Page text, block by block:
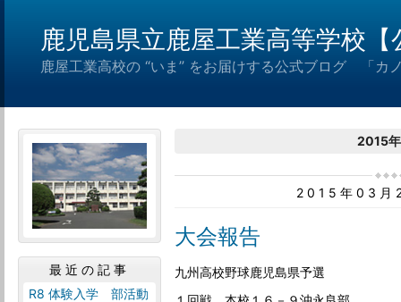
鹿児島県立鹿屋工業高等学校
鹿屋工業高校の “いま” をお届けする公式ブログ 「カ
2015
2015年03月
大会報告
九州高校野球鹿児島県予選
最近の記事
R8 体験入学 部活動